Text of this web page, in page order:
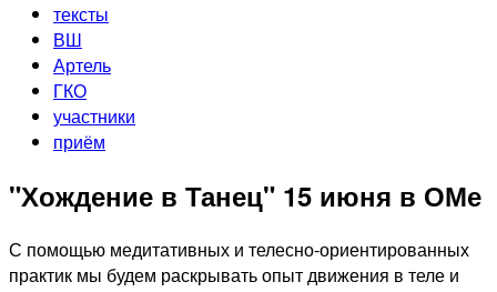
тексты
ВШ
Артель
ГКО
участники
приём
"Хождение в Танец" 15 июня в ОМе
С помощью медитативных и телесно-ориентированных
практик мы будем раскрывать опыт движения в теле и